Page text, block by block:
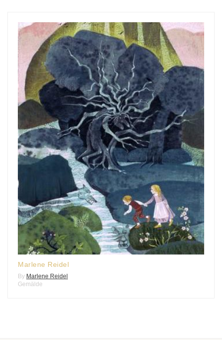
Marlene Reidel
By Marlene Reidel
Gemälde